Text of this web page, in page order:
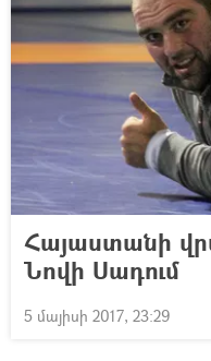
Հայաստանի
Նովի Սադում
5 մայիսի 2017, 23:29